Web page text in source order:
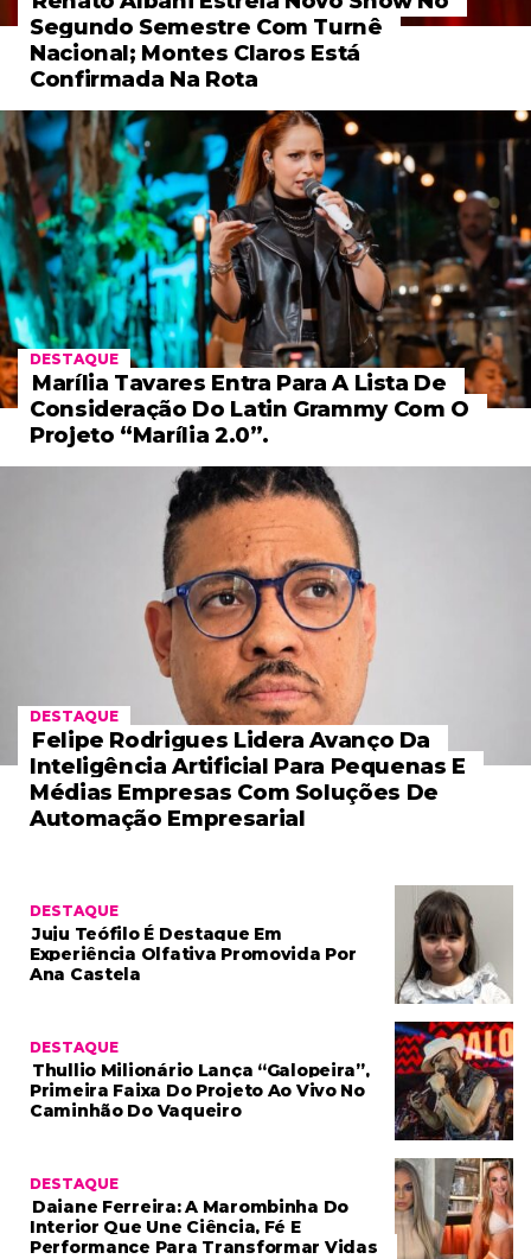
Segundo Semestre Com Turnê
Nacional; Montes Claros Está
Confirmada Na Rota
DESTAQUE
Marília Tavares Entra Para A Lista De
Consideração Do Latin Grammy Com O
Projeto “Marília 2.0”.
DESTAQUE
Felipe Rodrigues Lidera Avanço Da
Inteligência Artificial Para Pequenas E
Médias Empresas Com Soluções De
Automação Empresarial
DESTAQUE
Juju Teófilo É Destaque Em
Experiência Olfativa Promovida Por
Ana Castela
DESTAQUE
Thullio Milionário Lança “Galopeira”,
Primeira Faixa Do Projeto Ao Vivo No
Caminhão Do Vaqueiro
DESTAQUE
Daiane Ferreira: A Marombinha Do
Interior Que Une Ciência, Fé E
Performance Para Transformar Vidas